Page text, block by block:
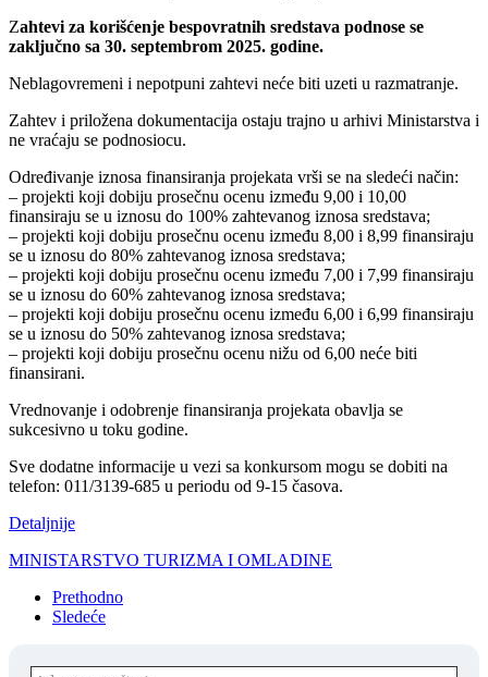
Zahtevi za korišćenje bespovratnih sredstava podnose se
zaključno sa 30. septembrom 2025. godine.
Neblagovremeni i nepotpuni zahtevi neće biti uzeti u razmatranje.
Zahtev i priložena dokumentacija ostaju trajno u arhivi Ministarstva i
ne vraćaju se podnosiocu.
Određivanje iznosa finansiranja projekata vrši se na sledeći način:
– projekti koji dobiju prosečnu ocenu između 9,00 i 10,00
finansiraju se u iznosu do 100% zahtevanog iznosa sredstava;
– projekti koji dobiju prosečnu ocenu između 8,00 i 8,99 finansiraju
se u iznosu do 80% zahtevanog iznosa sredstava;
– projekti koji dobiju prosečnu ocenu između 7,00 i 7,99 finansiraju
se u iznosu do 60% zahtevanog iznosa sredstava;
– projekti koji dobiju prosečnu ocenu između 6,00 i 6,99 finansiraju
se u iznosu do 50% zahtevanog iznosa sredstava;
– projekti koji dobiju prosečnu ocenu nižu od 6,00 neće biti
finansirani.
Vrednovanje i odobrenje finansiranja projekata obavlja se
sukcesivno u toku godine.
Sve dodatne informacije u vezi sa konkursom mogu se dobiti na
telefon: 011/3139-685 u periodu od 9-15 časova.
Detaljnije
MINISTARSTVO TURIZMA I OMLADINE
Prethodno
Sledeće